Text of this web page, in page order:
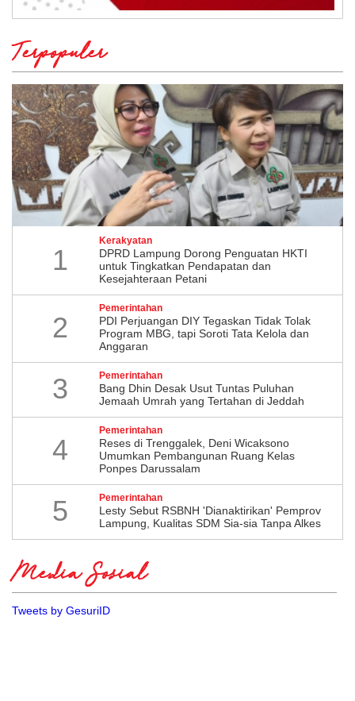
Terpopuler
1
Kerakyatan
DPRD Lampung Dorong Penguatan HKTI
untuk Tingkatkan Pendapatan dan
Kesejahteraan Petani
2
Pemerintahan
PDI Perjuangan DIY Tegaskan Tidak Tolak
Program MBG, tapi Soroti Tata Kelola dan
Anggaran
3 Pemerintahan
Bang Dhin Desak Usut Tuntas Puluhan
Jemaah Umrah yang Tertahan di Jeddah
4
Pemerintahan
​Reses di Trenggalek, Deni Wicaksono
Umumkan Pembangunan Ruang Kelas
Ponpes Darussalam
5 Pemerintahan
Lesty Sebut RSBNH 'Dianaktirikan' Pemprov
Lampung, Kualitas SDM Sia-sia Tanpa Alkes
Media Sosial
Tweets by GesuriID